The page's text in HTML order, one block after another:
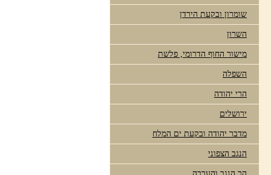
שומרון ובקעת הירדן
השרון
מישור החוף הדרומי, פלשת
השפלה
הרי יהודה
ירושלים
מדבר יהודה ובקעת ים המלח
הנגב הצפוני